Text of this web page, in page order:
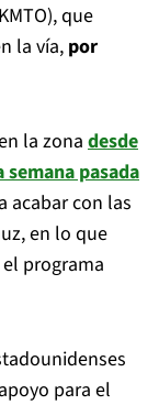
que
la vía, por
la zona desde
pasada
acabar con las
en lo que
programa
para el